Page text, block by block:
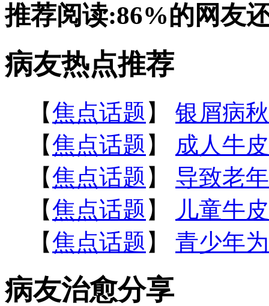
推荐阅读:86%的网友
病友热点推荐
【焦点话题 】 银屑病
【焦点话题 】 成人牛
【焦点话题 】 导致老
【焦点话题 】
儿童牛
【焦点话题 】 青少年
病友治愈分享